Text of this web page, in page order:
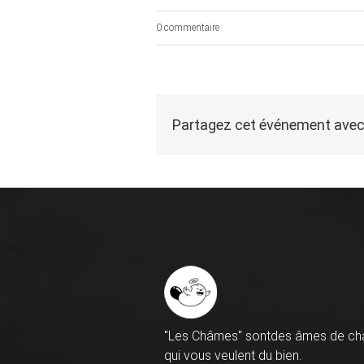
0 commentaire
Partagez cet événement
"Les Châmes" sontdes âmes de
qui vous veulent du bien.